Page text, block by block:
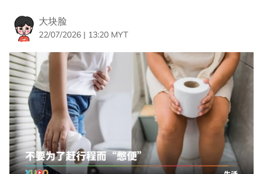
农历七月 10 大禁忌
适逢农历七月，坊间也流传着各种的禁忌，往下小编给你整
理出 10 大禁忌供大家参考：
禁忌（一）：不要在晚上晒衣服
都市人都喜欢下班回家后在夜间晒衣服，大家可不要这么
做！据传，潮湿的衣服容易聚阴，好兄弟可能会在衣上留下
阴气。
大块脸
22/07/2026 | 13:20 MYT